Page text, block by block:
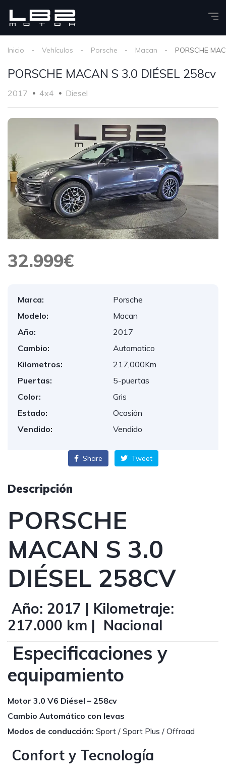
Inicio Vehículos Porsche Macan PORSCHE
PORSCHE MACAN S 3.0 DIÉSEL 258cv
2017 4x4 Diesel
32.999€
Marca:
Porsche
Modelo:
Macan
Año:
2017
Cambio:
Automatico
Kilometros:
217,000Km
Puertas:
5-puertas
Color:
Gris
Estado:
Ocasión
Vendido:
Vendido
Share Tweet
Descripción
PORSCHE
MACAN S 3.0
DIÉSEL 258CV
Año: 2017 | Kilometraje:
217.000 km | Nacional
Especificaciones y
equipamiento
Motor 3.0 V6 Diésel – 258cv
Cambio Automático con levas
Modos de conducción: Sport / Sport Plus / Offroad
Confort y Tecnología